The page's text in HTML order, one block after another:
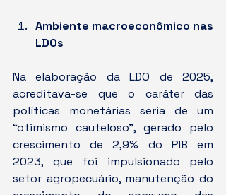
Ambiente macroeconômico nas
LDOs
Na elaboração da LDO de 2025,
acreditava-se que o caráter das
políticas monetárias seria de um
“otimismo cauteloso”, gerado pelo
crescimento de 2,9% do PIB em
2023, que foi impulsionado pelo
setor agropecuário, manutenção do